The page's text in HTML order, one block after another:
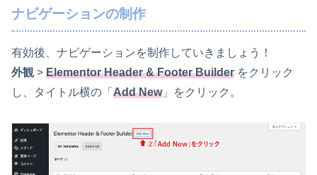
ナビゲーションの制作
有効後、ナビゲーションを制作していきましょう！
外観> Elementor Header & Footer Builder をクリック
し、タイトル横の「 Add New」をクリック。